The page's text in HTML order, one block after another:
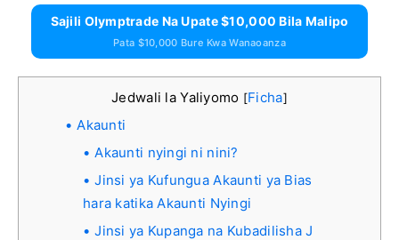
Sajili Olymptrade Na Upate $10,000 Bila Malipo
Pata $10,000 Bure Kwa Wanaoanza
Jedwali la Yaliyomo [Ficha]
Akaunti
Akaunti nyingi ni nini?
Jinsi ya Kufungua Akaunti ya Bias
hara katika Akaunti Nyingi
Jinsi ya Kupanga na Kubadilisha J